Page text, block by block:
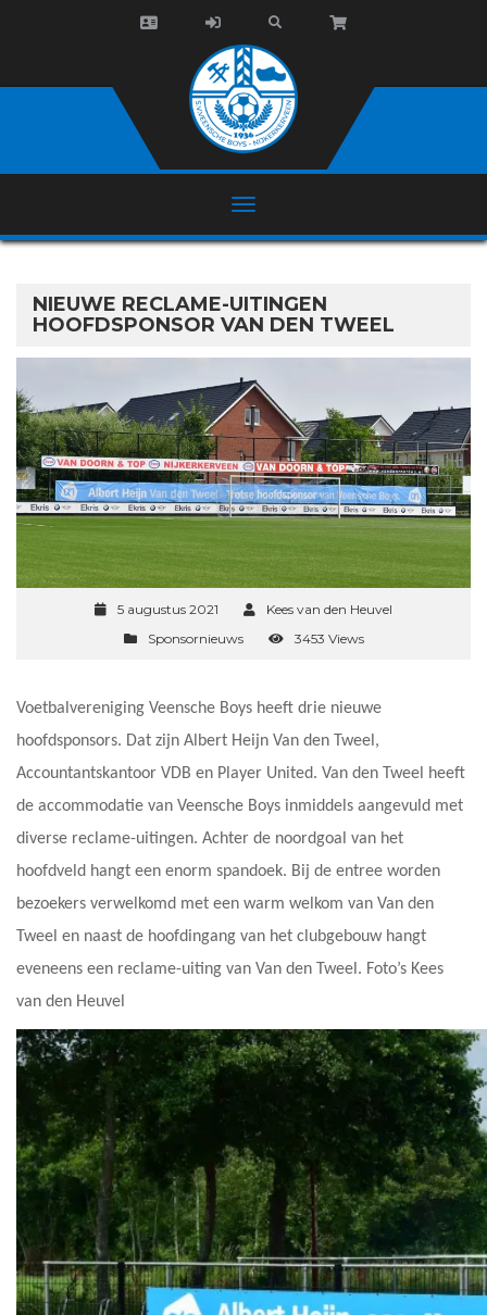
NIEUWE RECLAME-UITINGEN
HOOFDSPONSOR VAN DEN TWEEL
5 augustus 2021
Kees van den Heuvel
Sponsornieuws
3453 Views
Voetbalvereniging Veensche Boys heeft drie nieuwe
hoofdsponsors. Dat zijn Albert Heijn Van den Tweel,
Accountantskantoor VDB en Player United. Van den Tweel heeft
de accommodatie van Veensche Boys inmiddels aangevuld met
diverse reclame-uitingen. Achter de noordgoal van het
hoofdveld hangt een enorm spandoek. Bij de entree worden
bezoekers verwelkomd met een warm welkom van Van den
Tweel en naast de hoofdingang van het clubgebouw hangt
eveneens een reclame-uiting van Van den Tweel. Foto’s Kees
van den Heuvel